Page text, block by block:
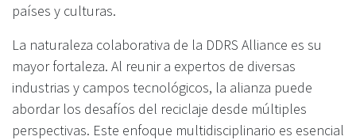
países y culturas.
La naturaleza colaborativa de la DDRS Alliance es su
mayor fortaleza. Al reunir a expertos de diversas
industrias y campos tecnológicos, la alianza puede
abordar los desafíos del reciclaje desde múltiples
perspectivas. Este enfoque multidisciplinario es esencial